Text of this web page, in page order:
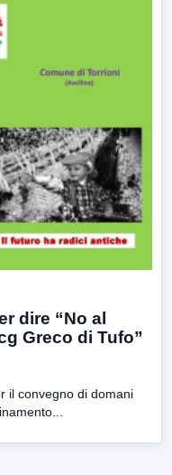
dire “No al
Greco di Tufo”
il convegno di domani